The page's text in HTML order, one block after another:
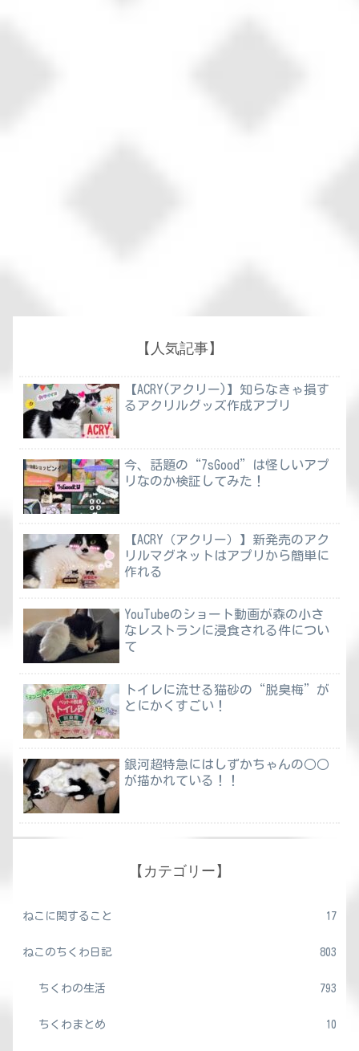
【人気記事】
【ACRY(アクリー)】知らなきゃ損す
るアクリルグッズ作成アプリ
今、話題の“7sGood”は怪しいアプ
リなのか検証してみた！
【ACRY（アクリー）】新発売のアク
リルマグネットはアプリから簡単に
作れる
YouTubeのショート動画が森の小さ
なレストランに浸食される件につい
て
トイレに流せる猫砂の“脱臭梅”が
とにかくすごい！
銀河超特急にはしずかちゃんの○○
が描かれている！！
【カテゴリー】
ねこに関すること 17
ねこのちくわ日記 803
ちくわの生活 793
ちくわまとめ 10